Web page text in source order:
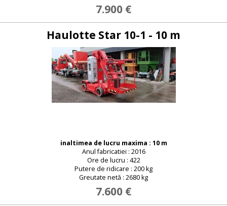
7.900 €
Haulotte Star 10-1 - 10 m
inaltimea de lucru maxima : 10 m
Anul fabricatiei : 2016
Ore de lucru : 422
Putere de ridicare : 200 kg
Greutate netă : 2680 kg
7.600 €